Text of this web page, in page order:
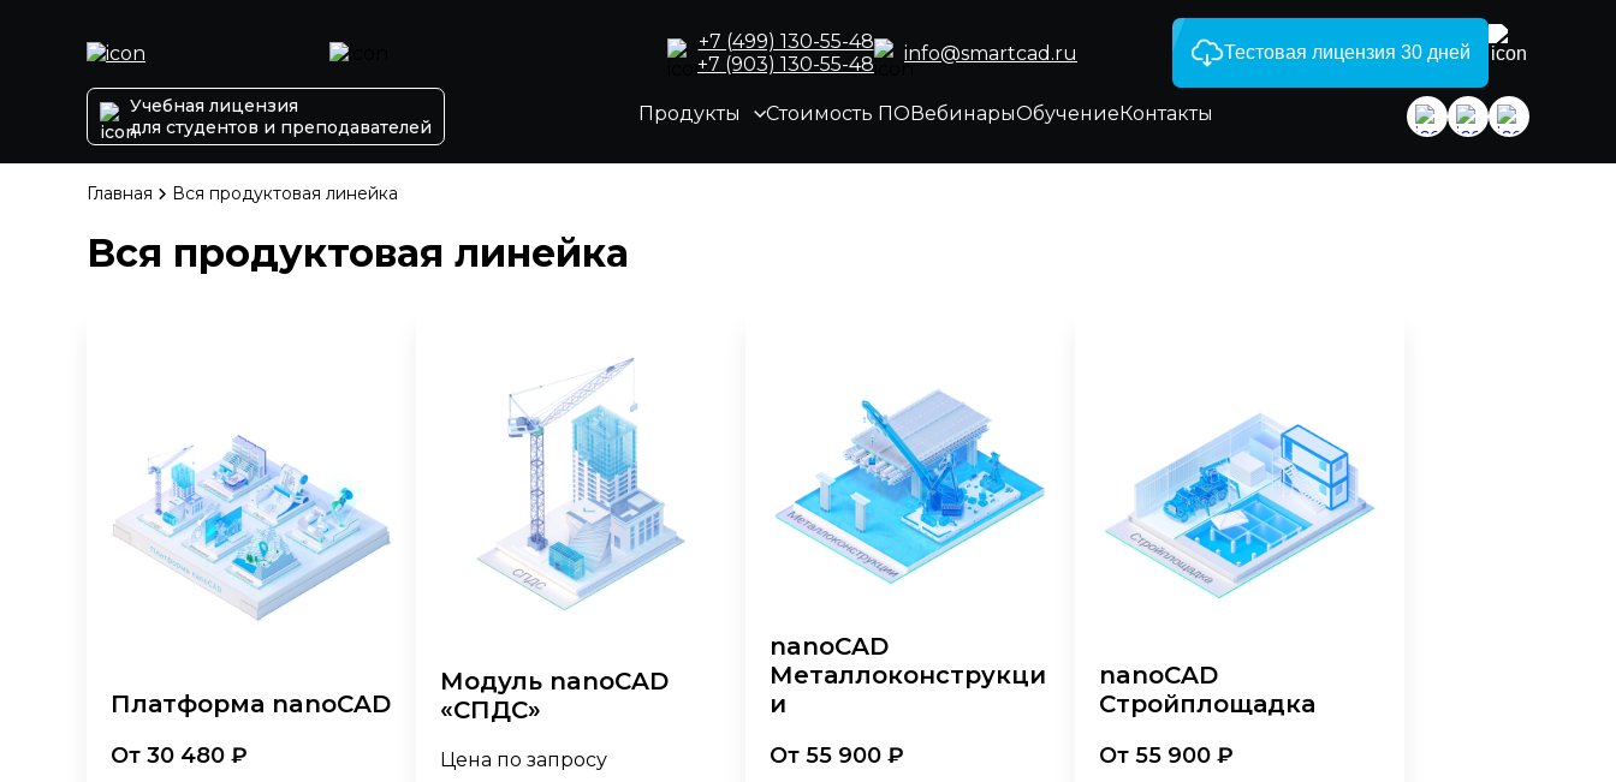
+7 (499) 130-55-48
+7 (903) 130-55-48
info@smartcad.ru Тестовая лицензия 30 дней
Учебная лицензия
для студентов и преподавателей
Продукты Стоимость ПОВебинарыОбучениеКонтакты
Главная Вся продуктовая линейка
Вся продуктовая линейка
Платформа nanoCAD
От 30 480 ₽
Модуль nanoCAD
«СПДС»
Цена по запросу
nanoCAD
Металлоконструкци
и
От 55 900 ₽
nanoCAD
Стройплощадка
От 55 900 ₽